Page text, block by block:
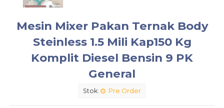
Mesin Mixer Pakan Ternak Body
Steinless 1.5 Mili Kap150 Kg
Komplit Diesel Bensin 9 PK
General
Stok: Pre Order